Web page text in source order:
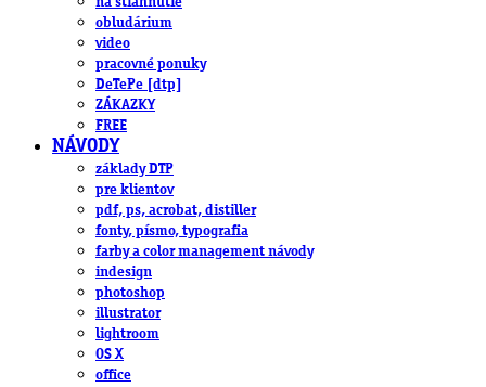
obludárium
video
pracovné ponuky
DeTePe [dtp]
ZÁKAZKY
FREE
NÁVODY
základy DTP
pre klientov
pdf, ps, acrobat, distiller
fonty, písmo, typografia
farby a color management návody
indesign
photoshop
illustrator
lightroom
OS X
office